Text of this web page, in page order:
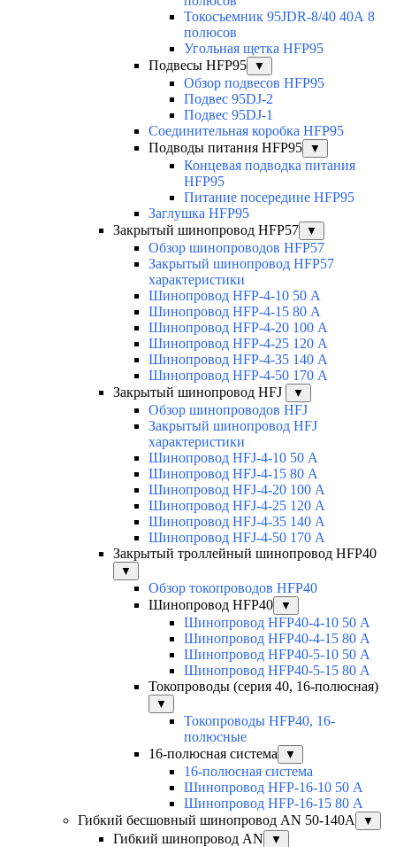
Токосъемник 95JDR-8/40 40А 8
полюсов
Угольная щетка HFP95
Подвесы HFP95
▼
Обзор подвесов HFP95
Подвес 95DJ-2
Подвес 95DJ-1
Соединительная коробка HFP95
Подводы питания HFP95
▼
Концевая подводка питания
HFP95
Питание посередине HFP95
Заглушка HFP95
Закрытый шинопровод HFP57
▼
Обзор шинопроводов HFP57
Закрытый шинопровод HFP57
характеристики
Шинопровод HFP-4-10 50 А
Шинопровод HFP-4-15 80 А
Шинопровод HFP-4-20 100 А
Шинопровод HFP-4-25 120 А
Шинопровод HFP-4-35 140 А
Шинопровод HFP-4-50 170 А
Закрытый шинопровод HFJ
▼
Обзор шинопроводов HFJ
Закрытый шинопровод HFJ
характеристики
Шинопровод HFJ-4-10 50 А
Шинопровод HFJ-4-15 80 А
Шинопровод HFJ-4-20 100 А
Шинопровод HFJ-4-25 120 А
Шинопровод HFJ-4-35 140 А
Шинопровод HFJ-4-50 170 А
Закрытый троллейный шинопровод HFP40
▼
Обзор токопроводов HFP40
Шинопровод HFP40
▼
Шинопровод HFP40-4-10 50 А
Шинопровод HFP40-4-15 80 А
Шинопровод HFP40-5-10 50 А
Шинопровод HFP40-5-15 80 А
Токопроводы (серия 40, 16-полюсная)
▼
Токопроводы HFP40, 16-
полюсные
16-полюсная система
▼
16-полюсная система
Шинопровод HFP-16-10 50 А
Шинопровод HFP-16-15 80 А
Гибкий бесшовный шинопровод AN 50-140А
▼
Гибкий шинопровод AN ▼